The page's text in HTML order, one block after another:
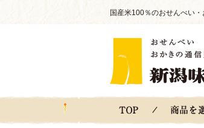
国産米100％のおせんべい